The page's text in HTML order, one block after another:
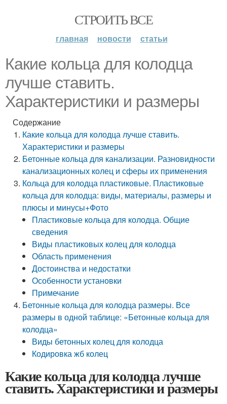
СТРОИТЬ ВСЕ
главная новости статьи
Какие кольца для колодца
лучше ставить.
Характеристики и размеры
Содержание
Какие кольца для колодца лучше ставить.
Характеристики и размеры
Бетонные кольца для канализации. Разновидности
канализационных колец и сферы их применения
Кольца для колодца пластиковые. Пластиковые
кольца для колодца: виды, материалы, размеры и
плюсы и минусы+Фото
Пластиковые кольца для колодца. Общие
сведения
Виды пластиковых колец для колодца
Область применения
Достоинства и недостатки
Особенности установки
Примечание
Бетонные кольца для колодца размеры. Все
размеры в одной таблице: «Бетонные кольца для
колодца»
Виды бетонных колец для колодца
Кодировка жб колец
Какие кольца для колодца лучше
ставить. Характеристики и размеры